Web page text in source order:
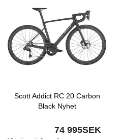
Scott Addict RC 20 Carbon
Black Nyhet
74 995SEK